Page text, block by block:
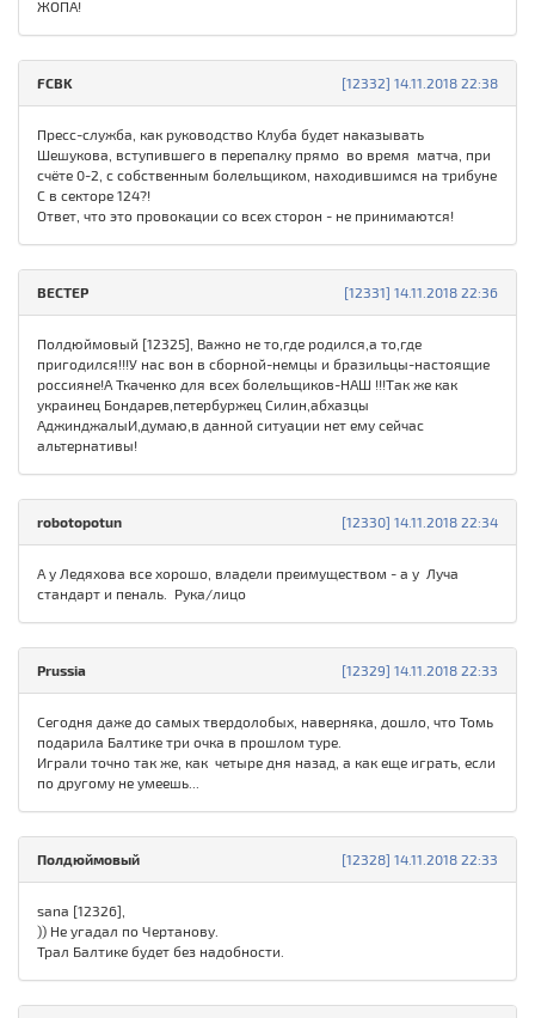
ЖОПА!
[12332] 14.11.2018 22:38
FСBK
Пресс-служба, как руководство Клуба будет наказывать
Шешукова, вступившего в перепалку прямо во время матча, при
счёте 0-2, с собственным болельщиком, находившимся на трибуне
C в секторе 124?!
Ответ, что это провокации со всех сторон - не принимаются!
[12331] 14.11.2018 22:36
ВЕСТЕР
Полдюймовый [12325], Важно не то,где родился,а то,где
пригодился!!!У нас вон в сборной-немцы и бразильцы-настоящие
россияне!А Ткаченко для всех болельщиков-НАШ !!!Так же как
украинец Бондарев,петербуржец Силин,абхазцы
АджинджалыИ,думаю,в данной ситуации нет ему сейчас
альтернативы!
[12330] 14.11.2018 22:34
robotopotun
А у Ледяхова все хорошо, владели преимуществом - а у Луча
стандарт и пеналь. Рука/лицо
[12329] 14.11.2018 22:33
Prussia
Сегодня даже до самых твердолобых, наверняка, дошло, что Томь
подарила Балтике три очка в прошлом туре.
Играли точно так же, как четыре дня назад, а как еще играть, если
по другому не умеешь...
[12328] 14.11.2018 22:33
Полдюймовый
sana [12326],
)) Не угадал по Чертанову.
Трал Балтике будет без надобности.